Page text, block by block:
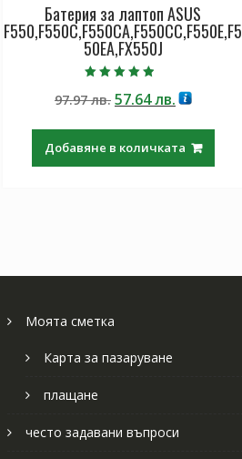
Батерия за лаптоп ASUS
F550,F550C,F550CA,F550CC,F550E,F5
50EA,FX550J
4.50
от 5
97.97лв. Original
97.97 лв..
57.64лв.Текущата
57.64 лв..
Добавяне в количката
Моята сметка
Карта за пазаруване
плащане
често задавани въпроси